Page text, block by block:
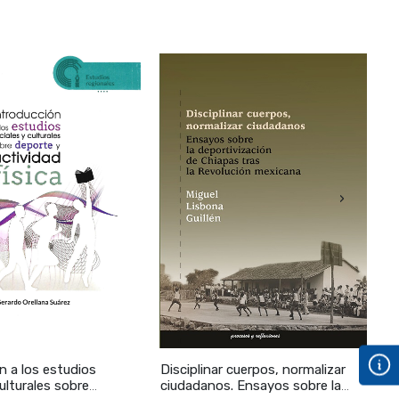
a los estudios
sobre
Disciplinar cuerpos, normalizar
ciudadanos. Ensayos sobre la
›